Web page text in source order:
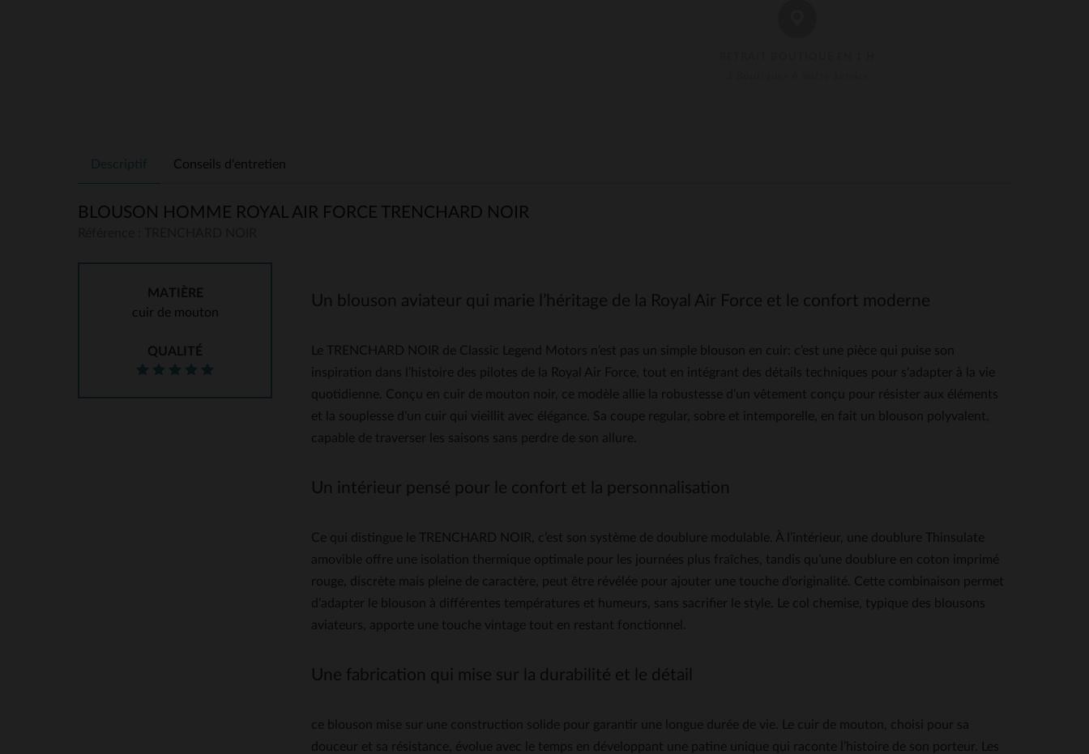
Descriptif Conseils d'entretien
BLOUSON HOMME ROYAL AIR FORCE TRENCHARD NOIR
MATIÈRE
cuir de mouton
QUALITÉ
Un blouson aviateur qui marie l’héritage de la Royal Air Force et le confort moderne
Le TRENCHARD NOIR de Classic Legend Motors n’est pas un simple blouson en cuir: c’est une pièce qui puise son
inspiration dans l’histoire des pilotes de la Royal Air Force, tout en intégrant des détails techniques pour s’adapter à la vie
quotidienne. Conçu en cuir de mouton noir, ce modèle allie la robustesse d’un vêtement conçu pour résister aux éléments
et la souplesse d’un cuir qui vieillit avec élégance. Sa coupe regular, sobre et intemporelle, en fait un blouson polyvalent,
capable de traverser les saisons sans perdre de son allure.
Un intérieur pensé pour le confort et la personnalisation
Ce qui distingue le TRENCHARD NOIR, c’est son système de doublure modulable. À l’intérieur, une doublure Thinsulate
amovible offre une isolation thermique optimale pour les journées plus fraîches, tandis qu’une doublure en coton imprimé
rouge, discrète mais pleine de caractère, peut être révélée pour ajouter une touche d’originalité. Cette combinaison permet
d’adapter le blouson à différentes températures et humeurs, sans sacrifier le style. Le col chemise, typique des blousons
aviateurs, apporte une touche vintage tout en restant fonctionnel.
Une fabrication qui mise sur la durabilité et le détail
ce blouson mise sur une construction solide pour garantir une longue durée de vie. Le cuir de mouton, choisi pour sa
douceur et sa résistance, évolue avec le temps en développant une patine unique qui raconte l’histoire de son porteur. Les